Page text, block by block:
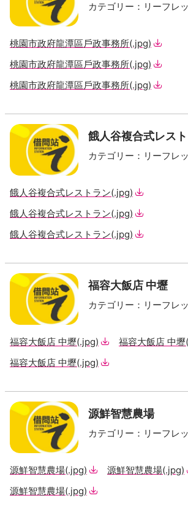
カテゴリー ： リーフレ
桃園市政府龍潭區戶政事務所(.jpg)
桃園市政府龍潭區戶政事務所(.jpg)
桃園市政府龍潭區戶政事務所(.jpg)
餓人谷複合式レス
カテゴリー ： リーフレ
餓人谷複合式レストラン(.jpg)
餓人谷複合式レストラン(.jpg)
餓人谷複合式レストラン(.jpg)
福容大飯店 中壢
カテゴリー ： リーフレ
福容大飯店 中壢(.jpg) 福容大飯店 中壢
福容大飯店 中壢(.jpg)
源鮮智慧農場
カテゴリー ： リーフレ
源鮮智慧農場(.jpg) 源鮮智慧農場(.jpg)
源鮮智慧農場(.jpg)